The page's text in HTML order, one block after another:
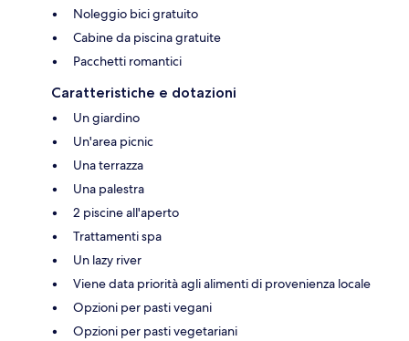
Noleggio bici gratuito
Cabine da piscina gratuite
Pacchetti romantici
Caratteristiche e dotazioni
Un giardino
Un'area picnic
Una terrazza
Una palestra
2 piscine all'aperto
Trattamenti spa
Un lazy river
Viene data priorità agli alimenti di provenienza locale
Opzioni per pasti vegani
Opzioni per pasti vegetariani